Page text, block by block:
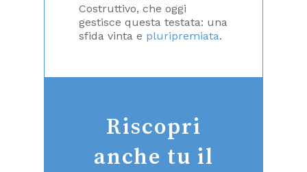
Costruttivo, che oggi
gestisce questa testata: una
sfida vinta e pluripremiata.
Riscopri
anche tu il